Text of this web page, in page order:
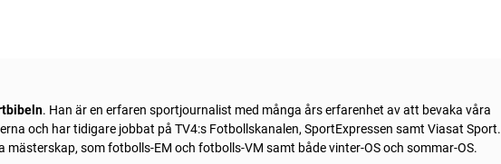
. Han är en erfaren sportjournalist med många års erfarenhet av att bevaka våra
och har tidigare jobbat på TV4:s Fotbollskanalen, SportExpressen samt Viasat Sport.
som fotbolls-EM och fotbolls-VM samt både vinter-OS och sommar-OS.